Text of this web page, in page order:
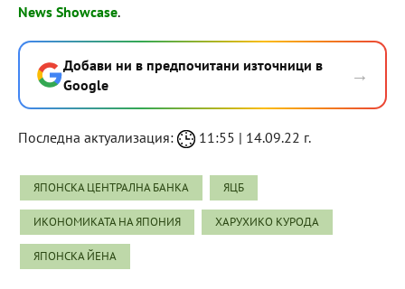
News Showcase.
Добави ни в предпочитани източници в
Google
→
Последна актуализация: 11:55 | 14.09.22 г.
ЯПОНСКА ЦЕНТРАЛНА БАНКА ЯЦБ
ИКОНОМИКАТА НА ЯПОНИЯ ХАРУХИКО КУРОДА
ЯПОНСКА ЙЕНА